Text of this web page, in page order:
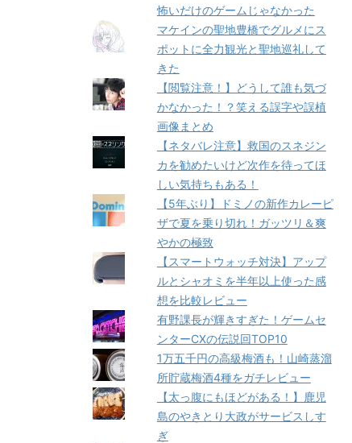
怖いだけのゲームじゃなかった
マケインの聖地豊橋でグルメにス
ポットに全力観光と聖地巡礼して
きた
【閲覧注意！】どうして誰も気づ
かなかった！？笑える誤字や誤植
画像まとめ
【ネタバレ注意】救国のスネジン
カを勧めたいけど次作を待ってほ
しい気持ちもある！
【5年ぶり】ドミノの新作カレーピ
ザで夏を乗り切れ！ガッツリ＆爽
やかの極致
【スマートウォッチ対決】アップ
ルとシャオミを半年以上使った感
想を比較レビュー
有野課長が輝きすぎた！ゲームセ
ンターCXの伝説回TOP10
1万五千円の高級梅酒も！山崎蒸溜
所貯蔵梅酒4種をガチレビュー
【太っ腹にもほどがある！】鹿児
島のやきとり大政がサービスしす
ぎ